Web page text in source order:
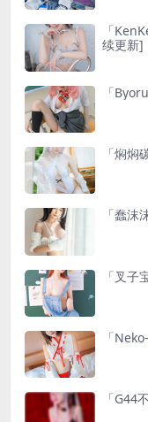
「
续更新]
「
「焖
「蠢
「叉
「
「G44